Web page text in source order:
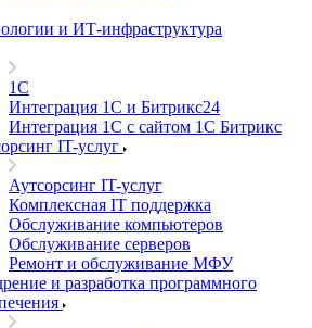
и ИТ-инфраструктура
1С
Интеграция 1С и Битрикс24
Интеграция 1С с сайтом 1С Битрикс
IT-услуг
Аутсорсинг IT-услуг
Комплексная IT поддержка
Обслуживание компьютеров
Обслуживание серверов
Ремонт и обслуживание МФУ
и разработка программного